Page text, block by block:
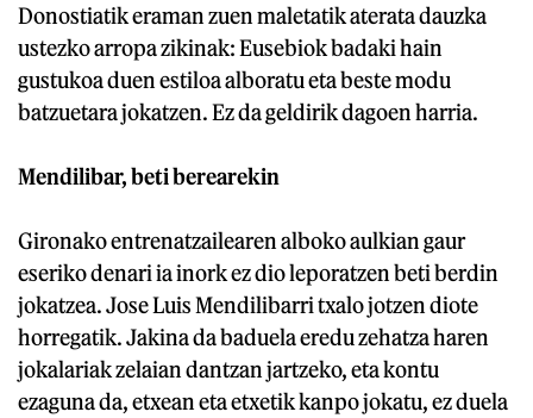
Donostiatik eraman zuen maletatik aterata dauzka
ustezko arropa zikinak: Eusebiok badaki hain
gustukoa duen estiloa alboratu eta beste modu
batzuetara jokatzen. Ez da geldirik dagoen harria.
Mendilibar, beti berearekin
Gironako entrenatzailearen alboko aulkian gaur
eseriko denari ia inork ez dio leporatzen beti berdin
jokatzea. Jose Luis Mendilibarri txalo jotzen diote
horregatik. Jakina da baduela eredu zehatza haren
jokalariak zelaian dantzan jartzeko, eta kontu
ezaguna da, etxean eta etxetik kanpo jokatu, ez duela